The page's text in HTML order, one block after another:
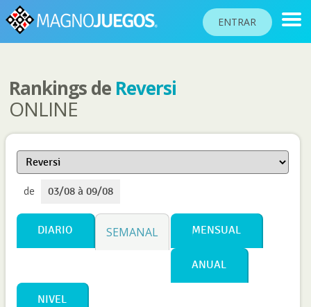
ENTRAR
RANKINGS
TORNEOS
COMUNIDAD
AYUDA
PASAPORTE
JUGAR
Rankings de Reversi
ONLINE
de 03/08 à 09/08
DIARIO SEMANAL MENSUAL
ANUAL
NIVEL